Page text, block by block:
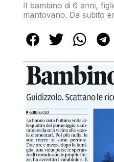
Il bambino di 6 anni,
mantovano. Da subito